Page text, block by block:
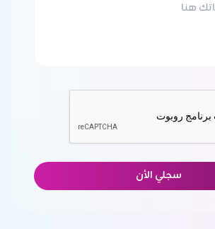
سجلي الأن